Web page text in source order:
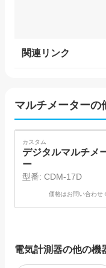
関連リンク
マルチメーターの
カスタム
デジタルマルチメ
ー
型番: CDM-17D
価格はお問い合わせ
電気計測器の他の機